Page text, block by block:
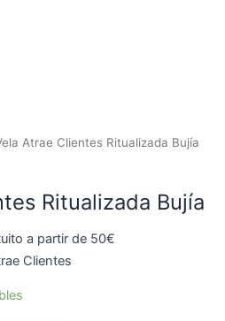
Atrae Clientes Ritualizada Bujía
Ritualizada Bujía
a partir de 50€
Clientes